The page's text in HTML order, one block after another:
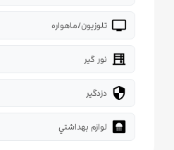
tv تلوزیون/ماهواره
blinds نور گیر
security دزدگیر
bathroom لوازم بهداشتي